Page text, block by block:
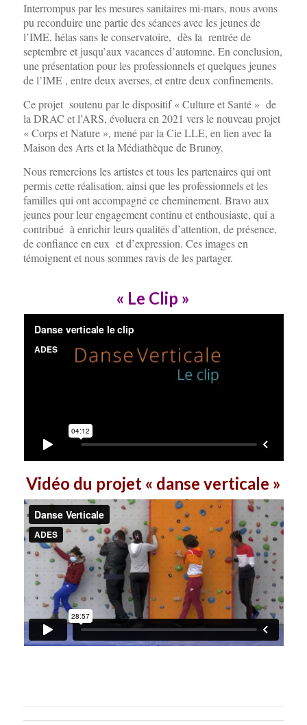
Interrompus par les mesures sanitaires mi-mars, nous avons
pu reconduire une partie des séances avec les jeunes de
l’IME, hélas sans le conservatoire, dès la rentrée de
septembre et jusqu’aux vacances d’automne. En conclusion,
une présentation pour les professionnels et quelques jeunes
de l’IME , entre deux averses, et entre deux confinements.
Ce projet soutenu par le dispositif « Culture et Santé » de
la DRAC et l’ARS, évoluera en 2021 vers le nouveau projet
« Corps et Nature », mené par la Cie LLE, en lien avec la
Maison des Arts et la Médiathèque de Brunoy.
Nous remercions les artistes et tous les partenaires qui ont
permis cette réalisation, ainsi que les professionnels et les
familles qui ont accompagné ce cheminement. Bravo aux
jeunes pour leur engagement continu et enthousiaste, qui a
contribué à enrichir leurs qualités d’attention, de présence,
de confiance en eux et d’expression. Ces images en
témoignent et nous sommes ravis de les partager.
« Le Clip »
Vidéo du projet « danse verticale »